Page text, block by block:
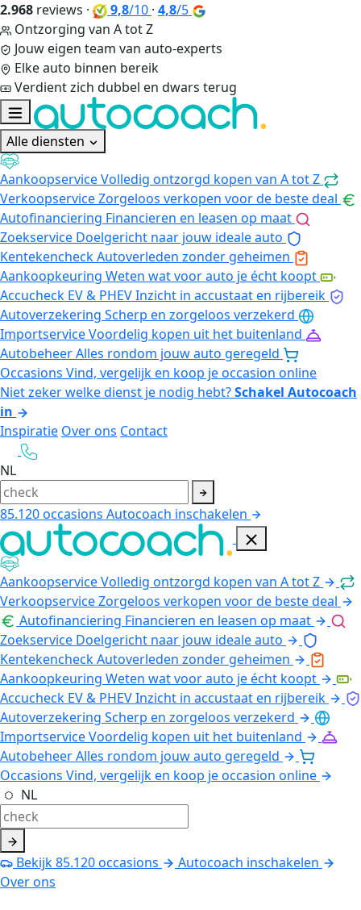
2.968 reviews · 9,8/10 · 4,8/5
Ontzorging van A tot Z
Jouw eigen team van auto-experts
Elke auto binnen bereik
Verdient zich dubbel en dwars terug
Alle diensten
AankoopserviceVolledig ontzorgd kopen van A tot Z
VerkoopserviceZorgeloos verkopen voor de beste deal
Autofinanciering Financieren en leasen op maat
Zoekservice Doelgericht naar jouw ideale auto
KentekencheckAutoverleden zonder geheimen
Aankoopkeuring Weten wat voor auto je écht koopt
Accucheck EV & PHEVInzicht in accustaat en rijbereik
Autoverzekering Scherp en zorgeloos verzekerd
ImportserviceVoordelig kopen uit het buitenland
AutobeheerAlles rondom jouw auto geregeld
Occasions Vind, vergelijk en koop je occasion online
Niet zeker welke dienst je nodig hebt?Schakel Autocoach
in
Inspiratie Over ons Contact
NL
85.120occasions Autocoach inschakelen
AankoopserviceVolledig ontzorgd kopen van A tot Z
VerkoopserviceZorgeloos verkopen voor de beste deal
Autofinanciering Financieren en leasen op maat
Zoekservice Doelgericht naar jouw ideale auto
KentekencheckAutoverleden zonder geheimen
Aankoopkeuring Weten wat voor auto je écht koopt
Accucheck EV & PHEVInzicht in accustaat en rijbereik
Autoverzekering Scherp en zorgeloos verzekerd
ImportserviceVoordelig kopen uit het buitenland
AutobeheerAlles rondom jouw auto geregeld
Occasions Vind, vergelijk en koop je occasion online
NL
Bekijk85.120occasions
Autocoach inschakelen
Over ons